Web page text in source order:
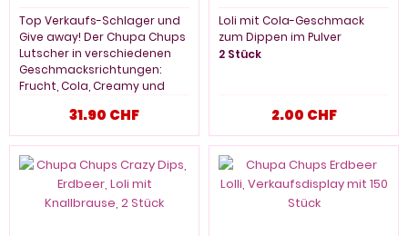
Top Verkaufs-Schlager und
Give away! Der Chupa Chups
Lutscher in verschiedenen
Geschmacksrichtungen:
Frucht, Cola, Creamy und
100 Stück, 1200g
31.90 CHF
Loli mit Cola-Geschmack
zum Dippen im Pulver
2 Stück
2.00 CHF